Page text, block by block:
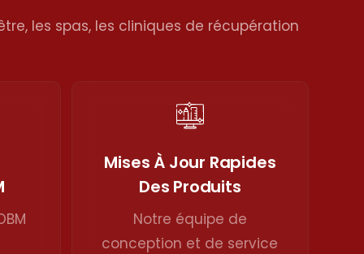
les spas, les cliniques de récupération
Mises À Jour Rapides
Des Produits
Notre équipe de
conception et de service